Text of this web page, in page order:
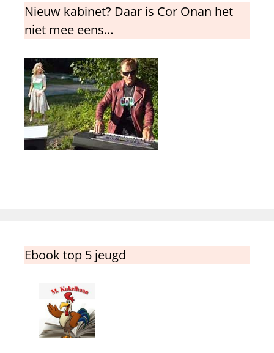
Nieuw kabinet? Daar is Cor Onan het
niet mee eens…
Ebook top 5 jeugd